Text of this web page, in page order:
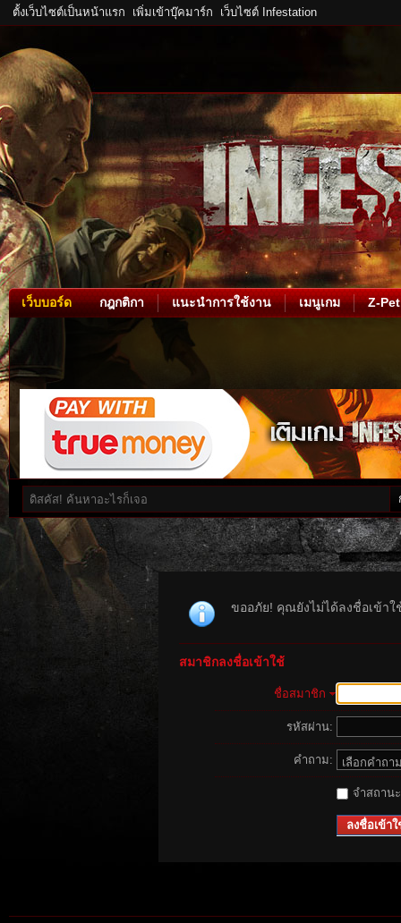
ตั้งเว็บไซต์เป็นหน้าแรก เพิ่มเข้าบุ๊คมาร์ก เว็บไซต์ Infestation
เว็บบอร์ด กฎกติกา แนะนำการใช้งาน เมนูเกม Z-Pet
ขออภัย! คุณยังไม่ได้ลงชื่อเข้า
สมาชิกลงชื่อเข้าใช้
ชื่อสมาชิก
รหัสผ่าน:
คำถาม:
จำสถาน
ลงชื่อเข้าใ